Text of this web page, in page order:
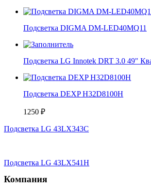
Подсветка DIGMA DM-LED40MQ11
Подсветка LG Innotek DRT 3.0 49"
Подсветка DEXP H32D8100H
1250 ₽
Подсветка LG 43LX343C
Подсветка LG 43LX541H
Компания